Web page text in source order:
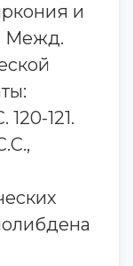
и
Межд.
121.